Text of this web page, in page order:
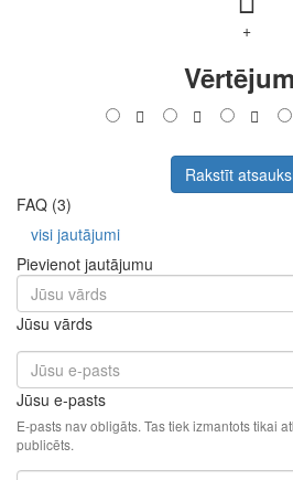
+
Rakstīt
FAQ (3)
visi jautājumi
Pievienot jautājumu
Jūsu vārds
Jūsu e-pasts
E-pasts nav obligāts. Tas tiek izmantots tikai
publicēts.